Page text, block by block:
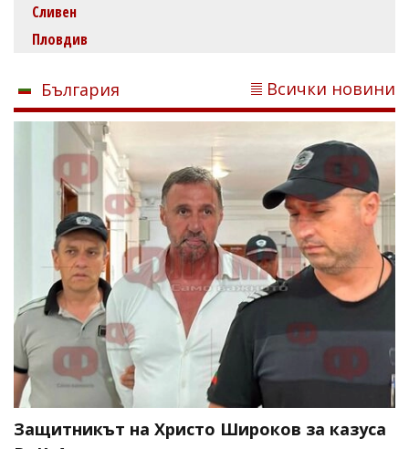
Сливен
Пловдив
България Всички новини
Защитникът на Христо Широков за казуса